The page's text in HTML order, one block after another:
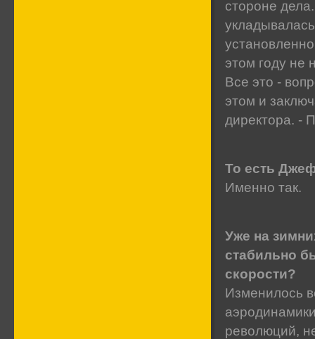
стороне
этом году не
Все это -
этом и
директора. -
То есть
Именно так.
Уже на
стабильно
скорости?
Изменилось
революций,